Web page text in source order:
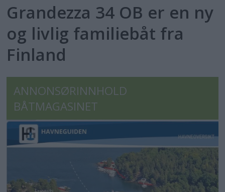
Grandezza 34 OB er en ny
og livlig familiebåt fra
Finland
ANNONSØRINNHOLD
BÅTMAGASINET